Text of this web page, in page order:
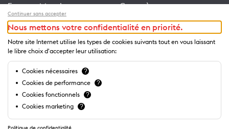
Espace Membres
Emploi
Conditions générales
d’utilisation
Politique de
confidentialité
Congrès
Trade
Espace Médias
Annonceurs
Brochures et guides
Continuer sans accepter
Nous mettons votre confidentialité en priorité.
Notre site Internet utilise les types de cookies suivants tout en vous laissant
le libre choix d'accepter leur utilisation:
Cookies nécessaires ?
Cookies de performance ?
Cookies fonctionnels ?
Cookies marketing ?